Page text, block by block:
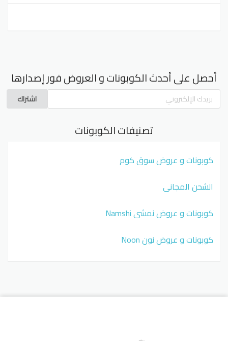
أحصل على أحدث الكوبونات و العروض فور إصدارها
اشتراك
تصنيفات الكوبونات
كوبونات و عروض سوق كوم
الشحن المجاني
كوبونات و عروض نمشي Namshi
كوبونات و عروض نون Noon